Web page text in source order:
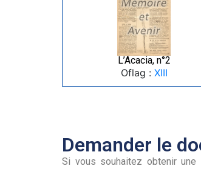
L’Acacia, n°2
Oflag : XIII
Demander le
Si vous souhaitez obtenir